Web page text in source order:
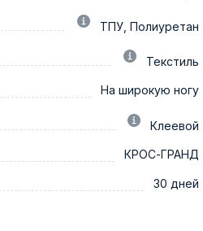
ТПУ, Полиуретан
Текстиль
На широкую ногу
Клеевой
КРОС-ГРАНД
30 дней